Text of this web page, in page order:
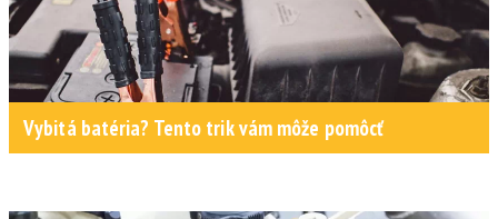
Vybitá batéria? Tento trik vám môže pomôcť